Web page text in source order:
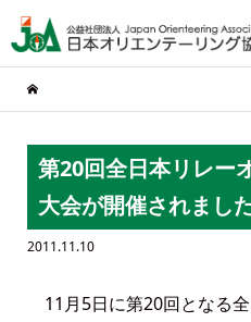
第20回全日本リレー
大会が開催されまし
2011.11.10
11月5日に第20回となる